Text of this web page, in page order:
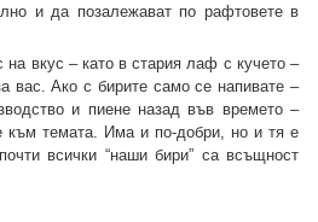
и да позалежават по рафтовете в
вкус – като в стария лаф с кучето –
вас. Ако с бирите само се напивате –
и пиене назад във времето –
към темата. Има и по-добри, но и тя е
всички “наши бири” са всъщност